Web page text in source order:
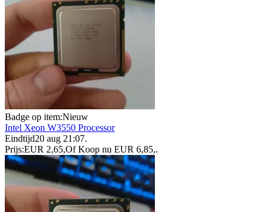
Badge op item:Nieuw
Intel Xeon W3550 Processor
Eindtijd20 aug 21:07.
Prijs:EUR 2,65,Of Koop nu EUR 6,85,.